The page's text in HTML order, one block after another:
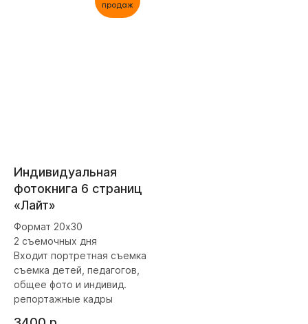
продаж
Индивидуальная
фотокнига 6 страниц
«Лайт»
Формат 20х30
2 съемочных дня
Входит портретная съемка
съемка детей, педагогов,
общее фото и индивид.
репортажные кадры